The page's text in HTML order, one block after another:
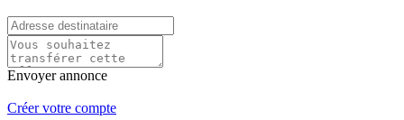
Envoyer annonce
Créer votre compte